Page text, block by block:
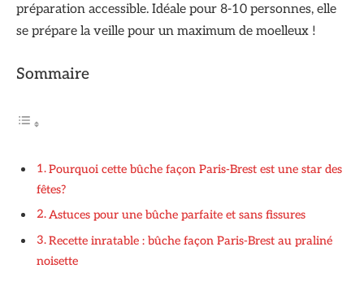
préparation accessible. Idéale pour 8-10 personnes, elle
se prépare la veille pour un maximum de moelleux !
Sommaire
Pourquoi cette bûche façon Paris-Brest est une star des
fêtes?
Astuces pour une bûche parfaite et sans fissures
Recette inratable : bûche façon Paris-Brest au praliné
noisette